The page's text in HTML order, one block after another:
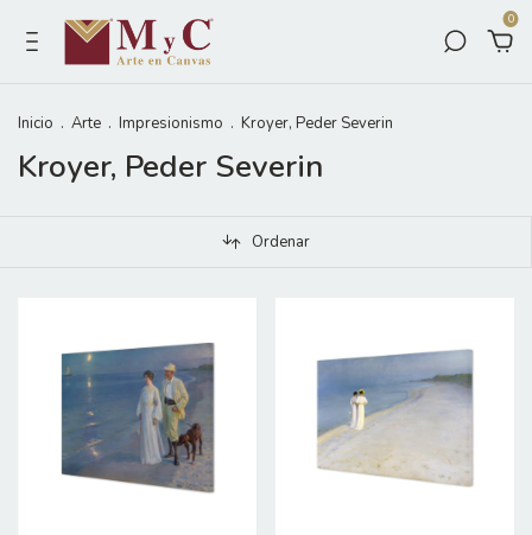
0
Inicio . Arte . Impresionismo . Kroyer, Peder Severin
Kroyer, Peder Severin
Ordenar